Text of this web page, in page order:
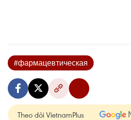
#фармацевтическая
Theo dõi VietnamPlus